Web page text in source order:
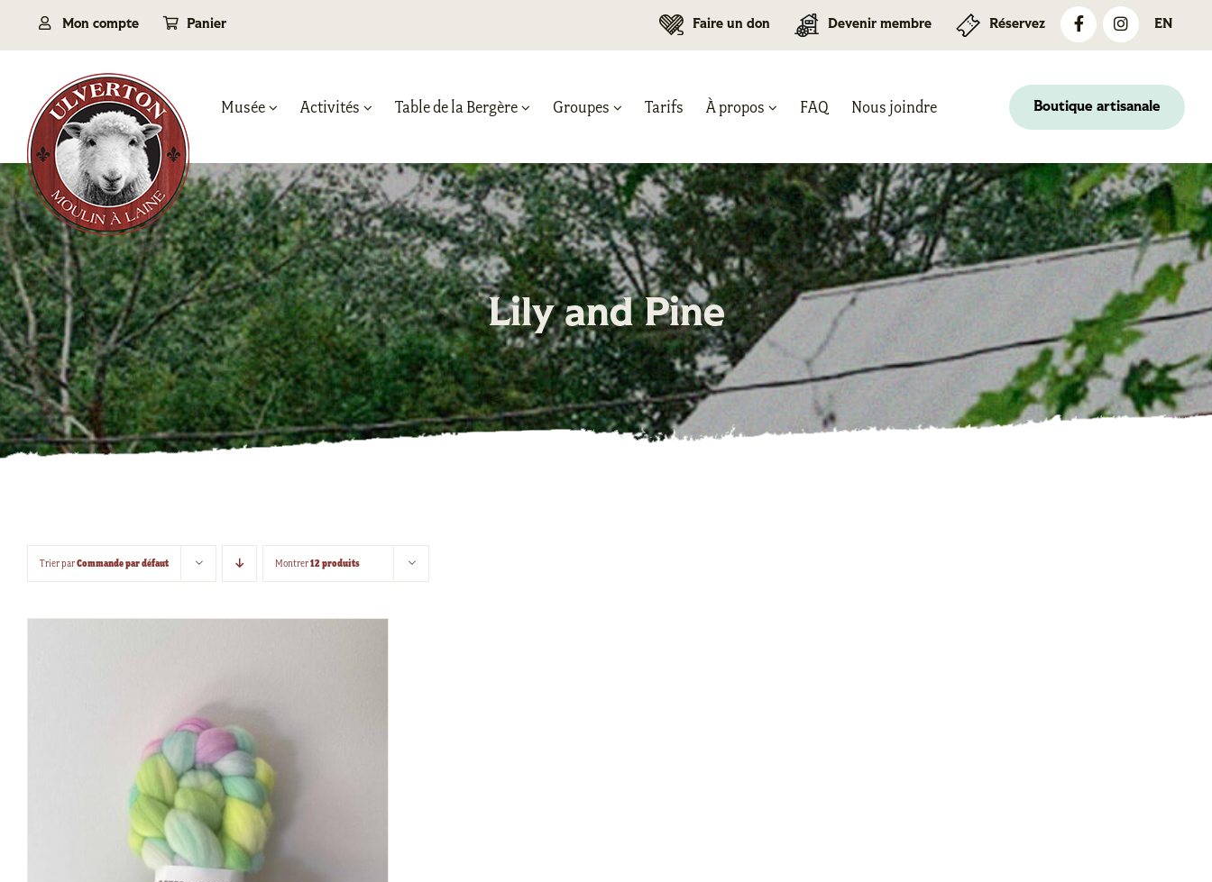
Passer
Mon compte Panier Faire un don Devenir membre Réservez EN
Musée Activités Table de la Bergère Groupes Tarifs À propos FAQ Nous joindre Boutique artisanale
Lily and Pine
Trier parCommande par défaut Montrer12 produits